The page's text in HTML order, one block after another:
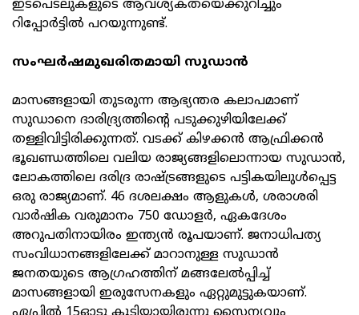
ഇടപെടലുകളുടെ ആവശ്യകതയെക്കുറിച്ചും
റിപ്പോര്‍ട്ടില്‍ പറയുന്നുണ്ട്.
സംഘര്‍ഷമുഖരിതമായി സുഡാന്‍
മാസങ്ങളായി തുടരുന്ന ആഭ്യന്തര കലാപമാണ്
സുഡാനെ ദാരിദ്ര്യത്തിന്റെ പടുക്കുഴിയിലേക്ക്
തള്ളിവിട്ടിരിക്കുന്നത്. വടക്ക് കിഴക്കന്‍ ആഫ്രിക്കന്‍
ഭൂഖണ്ഡത്തിലെ വലിയ രാജ്യങ്ങളിലൊന്നായ സുഡാന്‍,
ലോകത്തിലെ ദരിദ്ര രാഷ്ട്രങ്ങളുടെ പട്ടികയിലുള്‍പ്പെട്ട
ഒരു രാജ്യമാണ്. 46 ദശലക്ഷം ആളുകള്‍, ശരാശരി
വാര്‍ഷിക വരുമാനം 750 ഡോളര്‍, ഏകദേശം
അറുപതിനായിരം ഇന്ത്യന്‍ രൂപയാണ്. ജനാധിപത്യ
സംവിധാനങ്ങളിലേക്ക് മാറാനുള്ള സുഡാന്‍
ജനതയുടെ ആഗ്രഹത്തിന് മങ്ങലേല്‍പ്പിച്ച്
മാസങ്ങളായി ഇരുസേനകളും ഏറ്റുമുട്ടുകയാണ്.